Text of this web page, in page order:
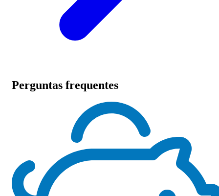
Perguntas frequentes